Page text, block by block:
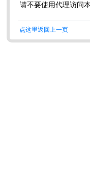
请不要使用代理访问
点这里返回上一页